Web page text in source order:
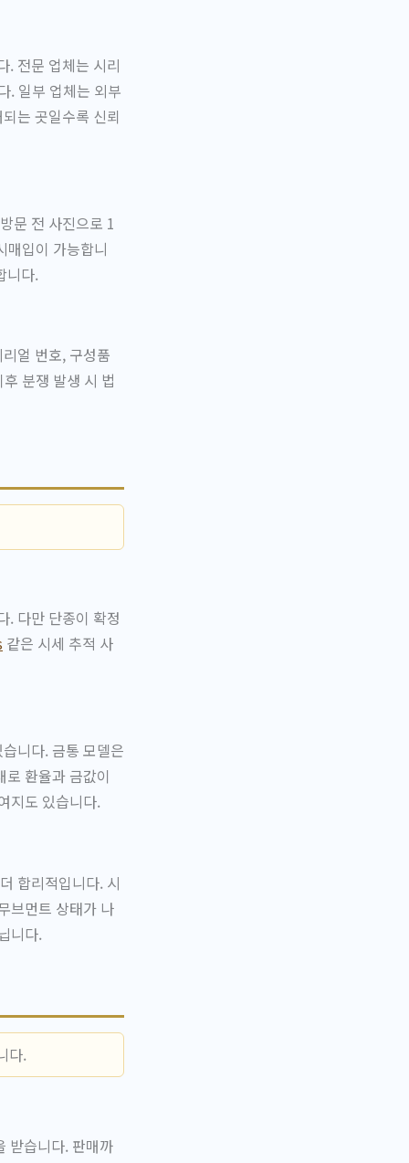
. 전문 업체는 시리
. 일부 업체는 외부
는 곳일수록 신뢰
문 전 사진으로 1
매입이 가능합니
니다.
얼 번호, 구성품
분쟁 발생 시 법
. 다만 단종이 확정
같은 시세 추적 사
니다. 금통 모델은
환율과 금값이
지도 있습니다.
합리적입니다. 시
브먼트 상태가 나
니다.
다.
받습니다. 판매까